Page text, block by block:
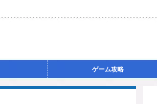
ゲーム攻略